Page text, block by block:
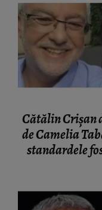
Cătălin Crișan
de Camelia
standardele